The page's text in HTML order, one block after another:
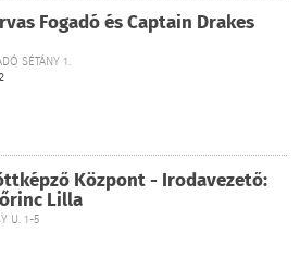
Fogadó és Captain Drakes
SÉTÁNY 1.
Központ - Irodavezető:
Lilla
U. 1-5